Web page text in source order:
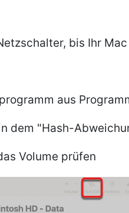
bis Ihr
aus
dem "Hash-
Volume prüfen